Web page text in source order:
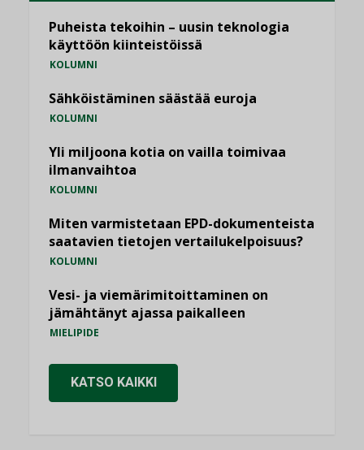
Puheista tekoihin – uusin teknologia
käyttöön kiinteistöissä
KOLUMNI
Sähköistäminen säästää euroja
KOLUMNI
Yli miljoona kotia on vailla toimivaa
ilmanvaihtoa
KOLUMNI
Miten varmistetaan EPD-dokumenteista
saatavien tietojen vertailukelpoisuus?
KOLUMNI
Vesi- ja viemärimitoittaminen on
jämähtänyt ajassa paikalleen
MIELIPIDE
KATSO KAIKKI